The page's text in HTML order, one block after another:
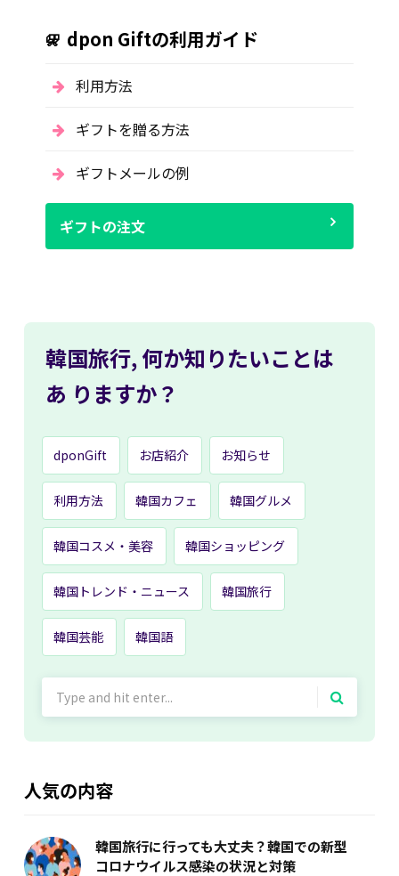
dpon Giftの利用ガイド
利用方法
ギフトを贈る方法
ギフトメールの例
ギフトの注文
韓国旅行, 何か知りたいことは
あ りますか？
dponGift お店紹介 お知らせ
利用方法 韓国カフェ 韓国グルメ
韓国コスメ・美容 韓国ショッピング
韓国トレンド・ニュース 韓国旅行
韓国芸能 韓国語
人気の内容
韓国旅行に行っても大丈夫？韓国での新型
コロナウイルス感染の状況と対策